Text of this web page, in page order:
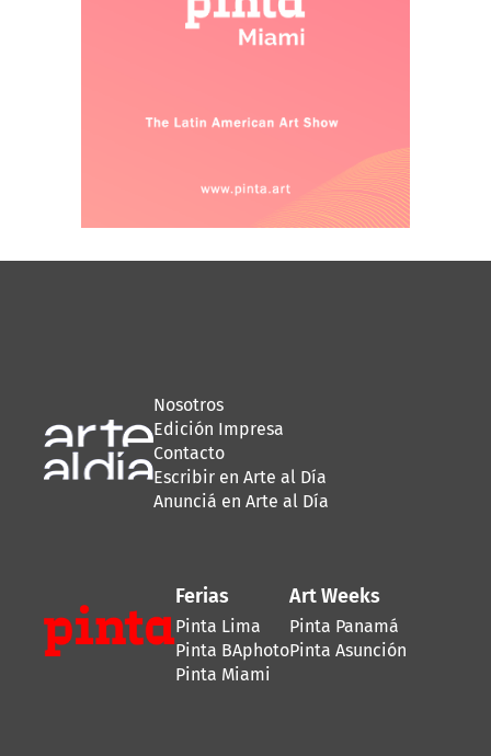
Nosotros
Edición Impresa
Contacto
Escribir en Arte al Día
Anunciá en Arte al Día
Ferias
Pinta Lima
Pinta BAphoto
Pinta Miami
Art Weeks
Pinta Panamá
Pinta Asunción